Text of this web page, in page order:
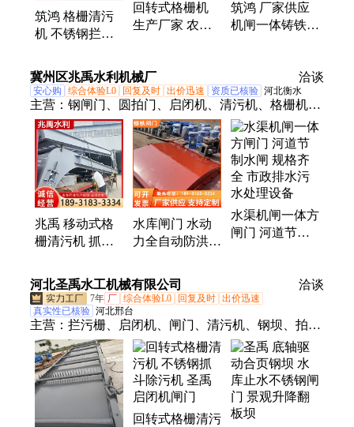
筑鸿 格栅清污
机 不锈钢拦污
备 固液分离 支
持定制
回转式格栅机
生产厂家 农村
方便
筑鸿 厂家供应
机闸一体铸铁方
冀州区兆禹水利机械厂 洽谈
安心购 综合体验L0 回复及时 出价迅速 资质已核验 河北衡水
主营： 钢闸门、圆拍门、启闭机、清污机、格栅机、
水闸门、卷扬机、拉闸门、除污机、止水带、圆闸
门、拦污栅、启闭器、拍门阀、铸铁闸门、钢制闸
门、螺杆启闭机、卷扬启闭机、拍门、钢坝、闸门
兆禹 移动式格
栅清污机 抓斗
果好
水库闸门 水动
力全自动防洪闸
河道 水库用 兆
禹
水渠机闸一体方
闸门 河道节制
河北圣禹水工机械有限公司 洽谈
7年 厂 综合体验L0 回复及时 出价迅速
真实性已核验 河北邢台
主营： 拦污栅、启闭机、闸门、清污机、钢坝、拍
门、铸铁闸门、钢制闸门、卷扬式启闭机
回转式格栅清污